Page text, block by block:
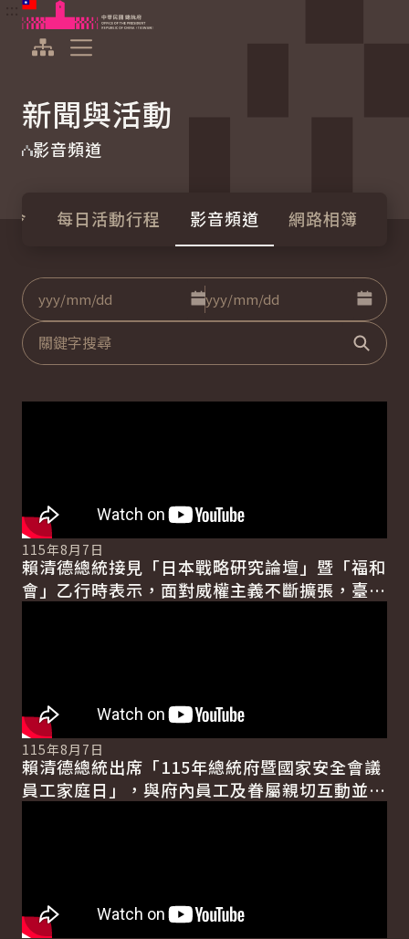
跳到主要內容
中華民國總統府
新聞與活動
影音頻道
令 每日活動行程 影音頻道 網路相簿
日期
點擊選擇日期起日
至
點擊選
關鍵字 搜尋
115年8月7日
賴清德總統接見「日本戰略研究論壇」暨「福和
會」乙行時表示，面對威權主義不斷擴張，臺灣
115年8月7日
賴清德總統出席「115年總統府暨國家安全會議
員工家庭日」，與府內員工及眷屬親切互動並合